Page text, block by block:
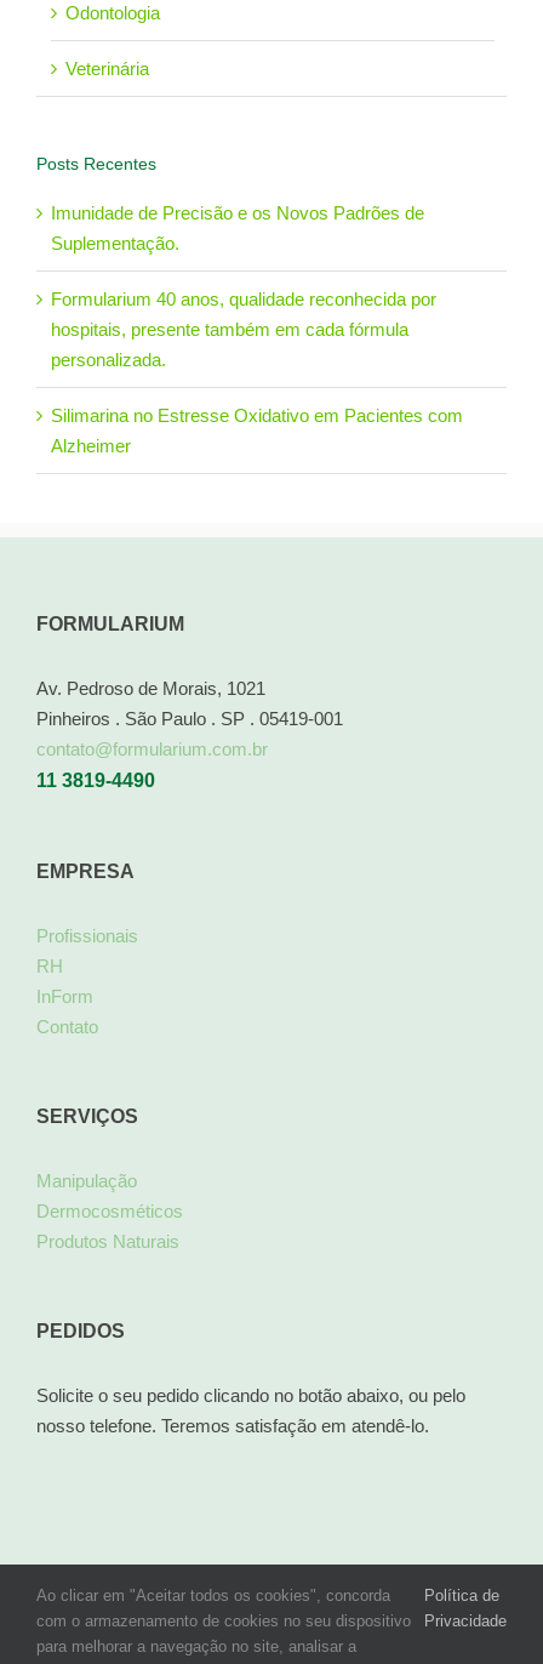
Odontologia
Veterinária
Posts Recentes
Imunidade de Precisão e os Novos Padrões de
Suplementação.
Formularium 40 anos, qualidade reconhecida por
hospitais, presente também em cada fórmula
personalizada.
Silimarina no Estresse Oxidativo em Pacientes com
Alzheimer
FORMULARIUM
Av. Pedroso de Morais, 1021
Pinheiros . São Paulo . SP . 05419-001
contato@formularium.com.br
11 3819-4490
EMPRESA
Profissionais
RH
InForm
Contato
SERVIÇOS
Manipulação
Dermocosméticos
Produtos Naturais
PEDIDOS
Solicite o seu pedido clicando no botão abaixo, ou pelo
nosso telefone. Teremos satisfação em atendê-lo.
© Copyright 2024Formularium| byMativa |Horário de Atendimento:
de segunda a sexta das 8h30 às 19h00, aos sábados das 9h00 às
14h00. |Política de Privacidade
Ao clicar em "Aceitar todos os cookies", concorda
com o armazenamento de cookies no seu dispositivo
para melhorar a navegação no site, analisar a
Política de
Privacidade